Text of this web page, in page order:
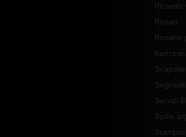
Ricambi
Rosari
Rosario
Scapolari
Segnalibri
Servizi
Spille
Stampati